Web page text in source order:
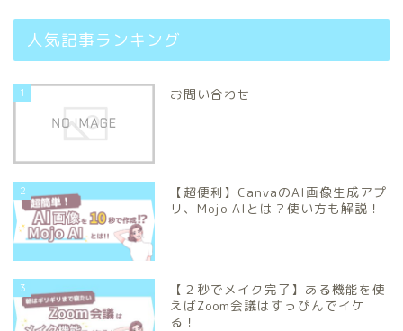
人気記事ランキング
1 お問い合わせ
2
【超便利】CanvaのAI画像生成アプ
リ、Mojo AIとは？使い方も解説！
3
【２秒でメイク完了】ある機能を使
えばZoom会議はすっぴんでイケ
る！